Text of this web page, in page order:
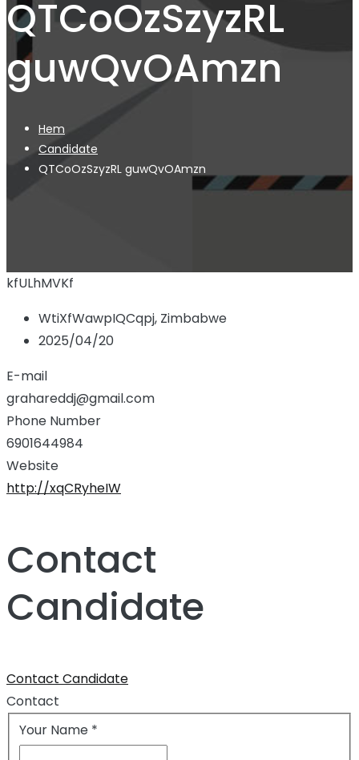
QTCoOzSzyzRL
guwQvOAmzn
Hem
Candidate
QTCoOzSzyzRL guwQvOAmzn
kfULhMVKf
WtiXfWawpIQCqpj, Zimbabwe
2025/04/20
E-mail
grahareddj@gmail.com
Phone Number
6901644984
Website
http://xqCRyheIW
Contact
Candidate
Contact Candidate
Contact
Your Name *